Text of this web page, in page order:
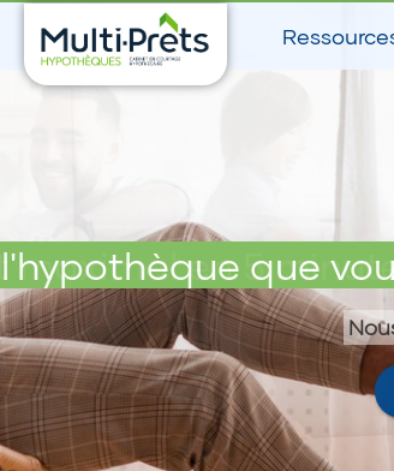
que
maximal en 5